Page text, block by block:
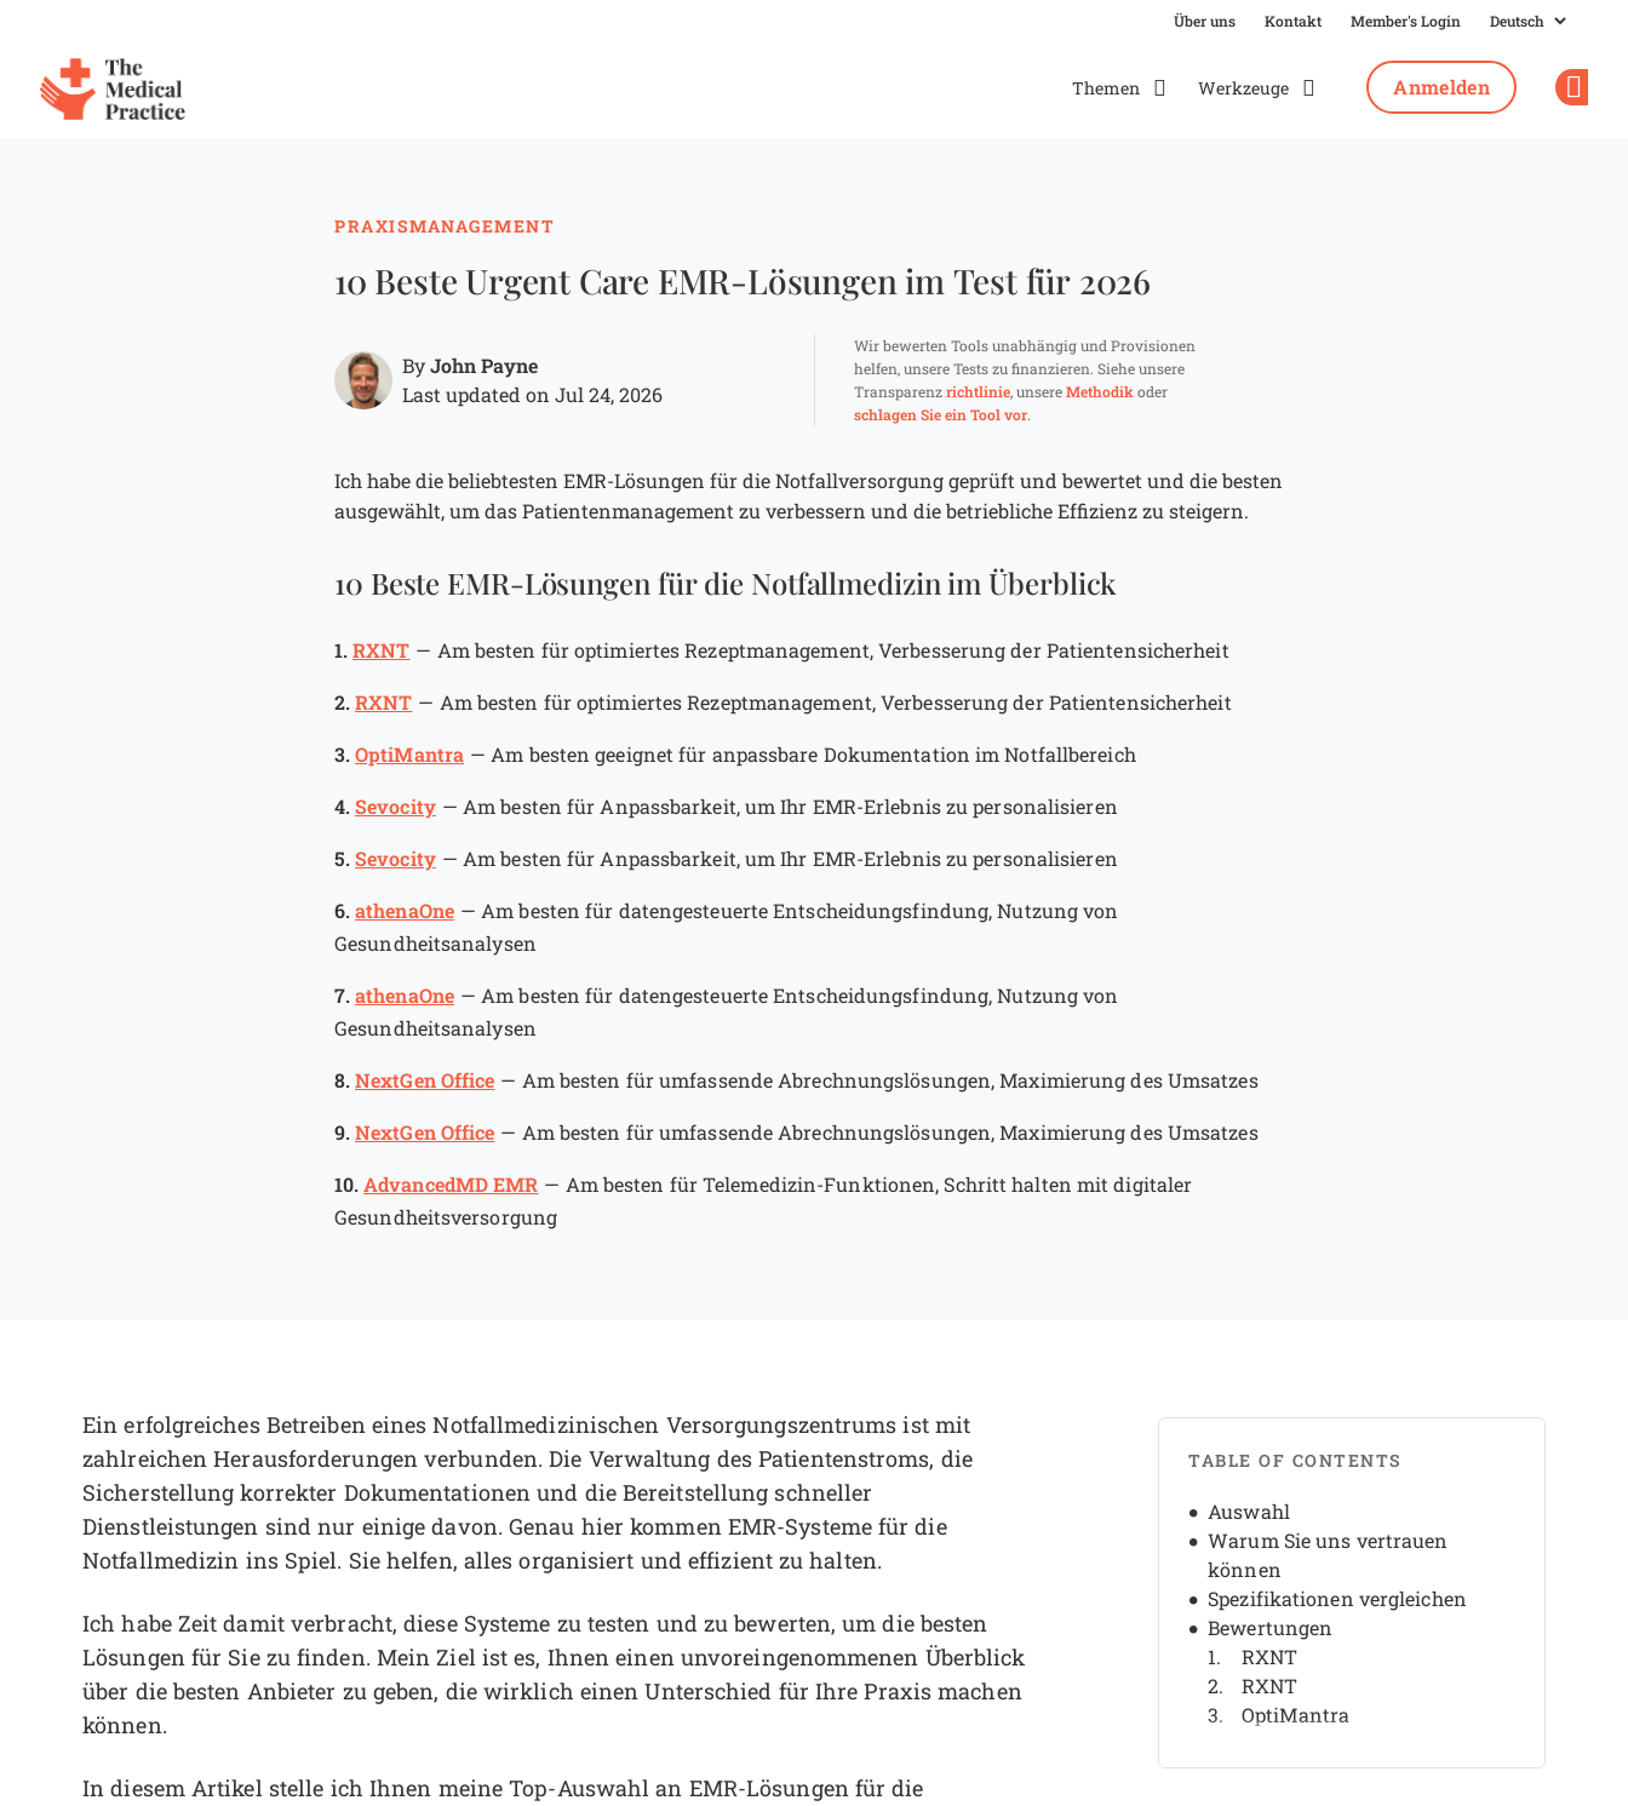
Über uns Kontakt Member's Login
Themen Werkzeuge Anmelden
PRAXISMANAGEMENT
10 Beste Urgent Care EMR-Lösungen im Test für 2026
ByJohn Payne
Last updated on Jul 24, 2026
Wir bewerten Tools unabhängig und Provisionen
helfen, unsere Tests zu finanzieren. Siehe unsere
Transparenzrichtlinie, unsereMethodik oder
schlagen Sie ein Tool vor.
Ich habe die beliebtesten EMR-Lösungen für die Notfallversorgung geprüft und bewertet und die besten
ausgewählt, um das Patientenmanagement zu verbessern und die betriebliche Effizienz zu steigern.
10 Beste EMR-Lösungen für die Notfallmedizin im Überblick
1.RXNT — Am besten für optimiertes Rezeptmanagement, Verbesserung der Patientensicherheit
2.RXNT — Am besten für optimiertes Rezeptmanagement, Verbesserung der Patientensicherheit
3.OptiMantra — Am besten geeignet für anpassbare Dokumentation im Notfallbereich
4.Sevocity — Am besten für Anpassbarkeit, um Ihr EMR-Erlebnis zu personalisieren
5.Sevocity — Am besten für Anpassbarkeit, um Ihr EMR-Erlebnis zu personalisieren
6.athenaOne — Am besten für datengesteuerte Entscheidungsfindung, Nutzung von
Gesundheitsanalysen
7.athenaOne — Am besten für datengesteuerte Entscheidungsfindung, Nutzung von
Gesundheitsanalysen
8.NextGen Office — Am besten für umfassende Abrechnungslösungen, Maximierung des Umsatzes
9.NextGen Office — Am besten für umfassende Abrechnungslösungen, Maximierung des Umsatzes
10.AdvancedMD EMR — Am besten für Telemedizin-Funktionen, Schritt halten mit digitaler
Gesundheitsversorgung
Ein erfolgreiches Betreiben eines Notfallmedizinischen Versorgungszentrums ist mit
zahlreichen Herausforderungen verbunden. Die Verwaltung des Patientenstroms, die
Sicherstellung korrekter Dokumentationen und die Bereitstellung schneller
Dienstleistungen sind nur einige davon. Genau hier kommen EMR-Systeme für die
Notfallmedizin ins Spiel. Sie helfen, alles organisiert und effizient zu halten.
Ich habe Zeit damit verbracht, diese Systeme zu testen und zu bewerten, um die besten
Lösungen für Sie zu finden. Mein Ziel ist es, Ihnen einen unvoreingenommenen Überblick
über die besten Anbieter zu geben, die wirklich einen Unterschied für Ihre Praxis machen
können.
In diesem Artikel stelle ich Ihnen meine Top-Auswahl an EMR-Lösungen für die
TABLE OF CONTENTS
Auswahl
Warum Sie uns vertrauen
können
Spezifikationen vergleichen
Bewertungen
RXNT
RXNT
OptiMantra
Sevocity